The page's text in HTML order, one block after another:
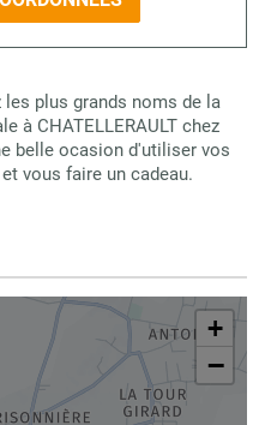
les plus grands noms de la
à CHATELLERAULT chez
belle ocasion d'utiliser vos
vous faire un cadeau.
+
−